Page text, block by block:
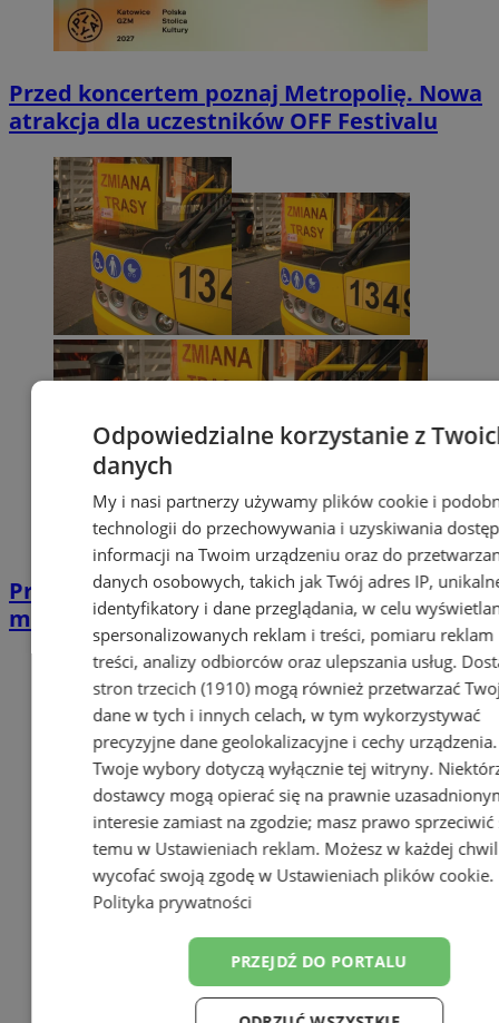
Przed koncertem poznaj Metropolię. Nowa
atrakcja dla uczestników OFF Festivalu
Prawie 60 linii ze zmianami. Komunikacja
miejska podczas Tour de Pologne
Odpowiedzialne korzystanie z
danych
My i nasi partnerzy używamy plików cookie i
technologii do przechowywania i uzyskiwania
informacji na Twoim urządzeniu oraz do
danych osobowych, takich jak Twój adres IP,
identyfikatory i dane przeglądania, w celu
spersonalizowanych reklam i treści, pomiaru reklam
treści, analizy odbiorców oraz ulepszania usług.
stron trzecich (1910)mogą również przetwarzać
dane w tych i innych celach, w tym wykorzystywać
precyzyjne dane geolokalizacyjne i cechy urządzenia.
Twoje wybory dotyczą wyłącznie tej witryny.
dostawcy mogą opierać się na prawnie
interesie zamiast na zgodzie; masz prawo sprzeciwić
temu w Ustawieniach reklam. Możesz w każdej
wycofać swoją zgodę w Ustawieniach plików cookie.
Polityka prywatności
PRZEJDŹ DO PORTALU